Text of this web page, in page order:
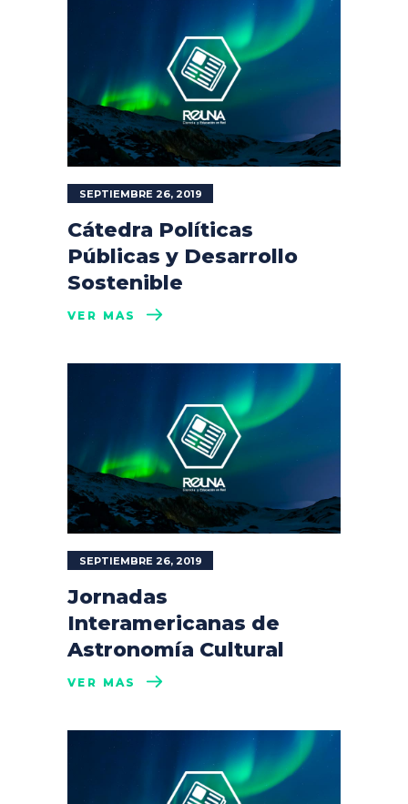
SEPTIEMBRE 26, 2019
Cátedra Políticas
Públicas y Desarrollo
Sostenible
VER MÁS
SEPTIEMBRE 26, 2019
Jornadas
Interamericanas de
Astronomía Cultural
VER MÁS